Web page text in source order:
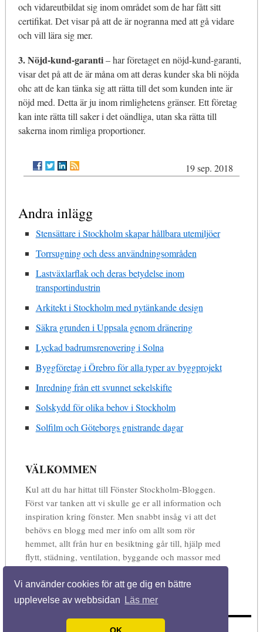
Vi använder cookies för att ge dig en bättre
upplevelse av webbsidan
Läs mer
och vidareutbildat sig inom området som de har fått sitt
certifikat. Det visar på att de är nogranna med att gå vidare
och vill lära sig mer.
3. Nöjd-kund-garanti– har företaget en nöjd-kund-garanti,
visar det på att de är måna om att deras kunder ska bli nöjda
ohc att de kan tänka sig att rätta till det som kunden inte är
nöjd med. Detta är ju inom rimlighetens gränser. Ett företag
kan inte rätta till saker i det oändliga, utan ska rätta till
sakerna inom rimliga proportioner.
19 sep. 2018
Andra inlägg
Stensättare i Stockholm skapar hållbara utemiljöer
Torrsugning och dess användningsområden
Lastväxlarflak och deras betydelse inom
transportindustrin
Arkitekt i Stockholm med nytänkande design
Säkra grunden i Uppsala genom dränering
Lyckad badrumsrenovering i Solna
Byggföretag i Örebro för alla typer av byggprojekt
Inredning från ett svunnet sekelskifte
Solskydd för olika behov i Stockholm
Solfilm och Göteborgs gnistrande dagar
VÄLKOMMEN
Kul att du har hittat till Fönster Stockholm-Bloggen.
Först var tanken att vi skulle ge er all information och
inspiration kring fönster. Men snabbt insåg vi att det
behövs en blogg med mer info om allt som rör
hemmet, allt från hur en besiktning går till, hjälp med
flytt, städning, ventilation, byggande och massor med
inspiration och matnyttig kunskap inom allt som rör
ditt hem och bostad.